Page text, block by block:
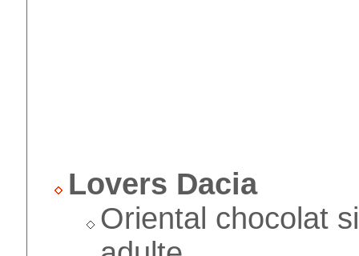
Lovers Dacia
Oriental chocolat